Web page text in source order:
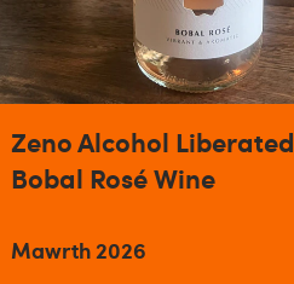
Zeno Alcohol Liberated
Bobal Rosé Wine
Mawrth 2026